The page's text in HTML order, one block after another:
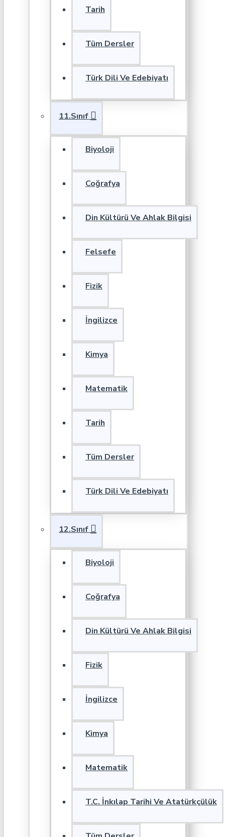
Tarih
Tüm Dersler
Türk Dili Ve Edebiyatı
11.Sınıf
Biyoloji
Coğrafya
Din Kültürü Ve Ahlak Bilgisi
Felsefe
Fizik
İngilizce
Kimya
Matematik
Tarih
Tüm Dersler
Türk Dili Ve Edebiyatı
12.Sınıf
Biyoloji
Coğrafya
Din Kültürü Ve Ahlak Bilgisi
Fizik
İngilizce
Kimya
Matematik
T.C. İnkılap Tarihi Ve Atatürkçülük